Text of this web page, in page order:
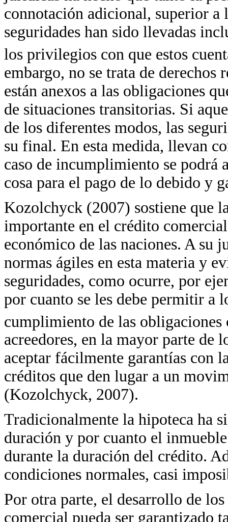
connotación adicional, superior a
seguridades han sido llevadas
los privilegios con que estos
embargo, no se trata de derechos
están anexos a las obligaciones
de situaciones transitorias. Si
de los diferentes modos, las
su final. En esta medida, llevan
caso de incumplimiento se podrá
cosa para el pago de lo debido y
Kozolchyck (2007) sostiene que
importante en el crédito
económico de las naciones. A su
normas ágiles en esta materia y
seguridades, como ocurre, por
por cuanto se les debe permitir a
cumplimiento de las obligaciones
acreedores, en la mayor parte de
aceptar fácilmente garantías con
créditos que den lugar a un
(Kozolchyck, 2007).
Tradicionalmente la hipoteca ha
duración y por cuanto el
durante la duración del crédito.
condiciones normales, casi
Por otra parte, el desarrollo de
comercial pueda ser garantizado